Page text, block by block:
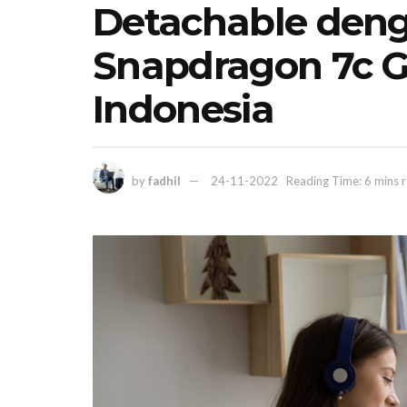
Detachable
Snapdragon 7c
Indonesia
byfadhil 24-11-2022 Reading Time: 6 mins